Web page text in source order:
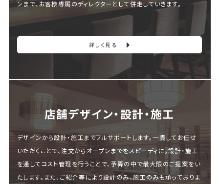
ンまで、お客様専属のディレクターとして併走していきます。
詳しく見る
店舗デザイン・設計・施⼯
デザインから設計・施工までフルサポートします。一貫してお任せ
いただくことで、注文からオープンまでをスピーディに。設計・施工
を通してコスト管理を行うことで、予算の中で最大限のご提案をい
たします。また、ご紹介等により設計のみ、施工のみも承っておりま